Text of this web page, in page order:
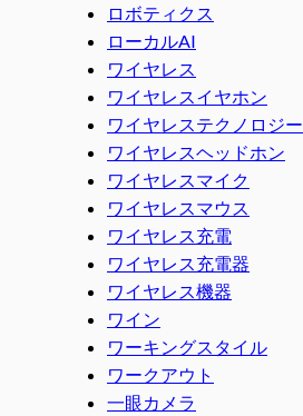
ロボティクス
ローカルAI
ワイヤレス
ワイヤレスイヤホン
ワイヤレステクノロジー
ワイヤレスヘッドホン
ワイヤレスマイク
ワイヤレスマウス
ワイヤレス充電
ワイヤレス充電器
ワイヤレス機器
ワイン
ワーキングスタイル
ワークアウト
一眼カメラ